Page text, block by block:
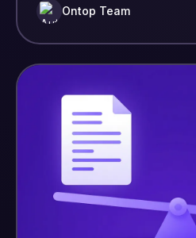
Ontop Team